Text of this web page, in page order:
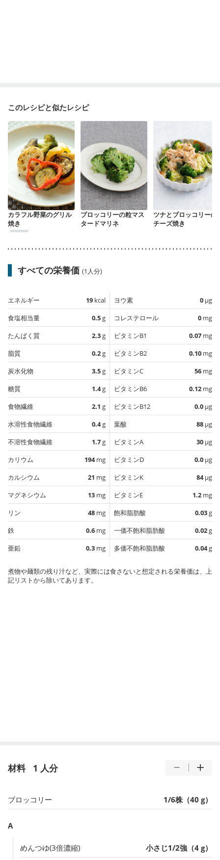
このレシピと似たレシピ
カラフル野菜のグリル
焼き
ブロッコリーの粒マス
タードマリネ
ツナとブロッコリーの
チーズ焼き
すべての栄養価 (1人分)
エネルギー 19 kcal
食塩相当量
0.5g
たんぱく質
2.3g
脂質
0.2g
炭水化物
3.5g
糖質
1.4g
食物繊維
2.1 g
水溶性食物繊維
0.4g
不溶性食物繊維
1.7g
カリウム
194mg
カルシウム
21 mg
マグネシウム
13 mg
リン
48 mg
鉄
0.6 mg
亜鉛
0.3 mg
ヨウ素 0 µg
コレステロール
0 mg
ビタミンB1
0.07 mg
ビタミンB2
0.10 mg
ビタミンC
56 mg
ビタミンB6
0.12 mg
ビタミンB12
0.0 µg
葉酸
88 µg
ビタミンA
30 µg
ビタミンD
0.0 µg
ビタミンK
84µg
ビタミンE
1.2 mg
飽和脂肪酸
0.03g
一価不飽和脂肪酸
0.02g
多価不飽和脂肪酸
0.04g
煮物や麺類の残り汁など、実際には食さないと想定される栄養価は、上
記リストから除いてあります。
材料 1 人分
ブロッコリー 1/6株（40 g）
A
めんつゆ(3倍濃縮) 小さじ1/2強（4 g）